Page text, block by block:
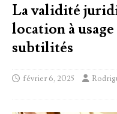
La validité
location à
subtilités
février 6, 2025